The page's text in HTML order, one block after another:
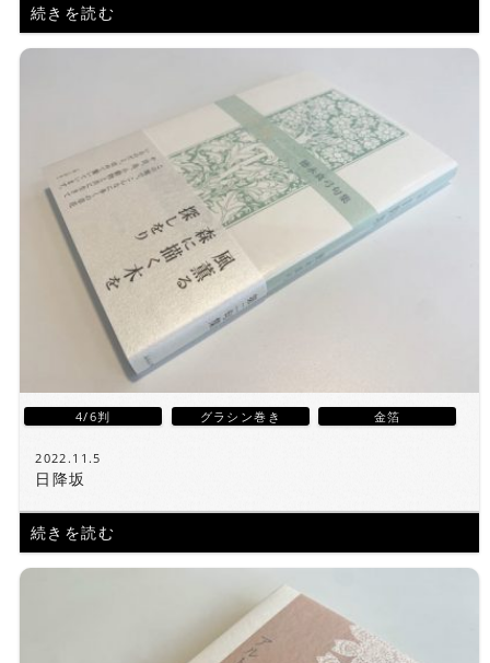
続きを読む
4/6判 グラシン巻き 金箔
2022.11.5
日降坂
続きを読む